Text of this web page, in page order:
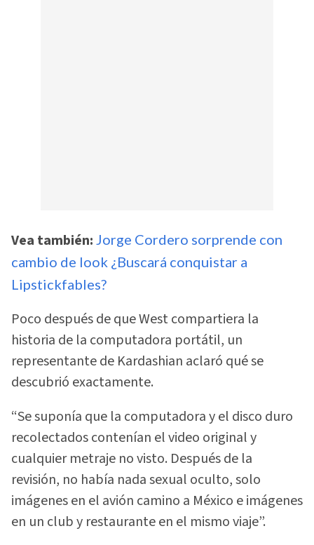
Vea también: Jorge Cordero sorprende con
cambio de look ¿Buscará conquistar a
Lipstickfables?
Poco después de que West compartiera la
historia de la computadora portátil, un
representante de Kardashian aclaró qué se
descubrió exactamente.
“Se suponía que la computadora y el disco duro
recolectados contenían el video original y
cualquier metraje no visto. Después de la
revisión, no había nada sexual oculto, solo
imágenes en el avión camino a México e imágenes
en un club y restaurante en el mismo viaje”.